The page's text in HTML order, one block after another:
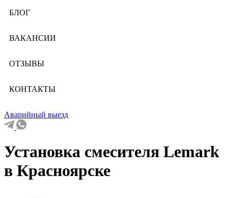
БЛОГ
ВАКАНСИИ
ОТЗЫВЫ
КОНТАКТЫ
Аварийный выезд
Установка смесителя Lemark
в Красноярске